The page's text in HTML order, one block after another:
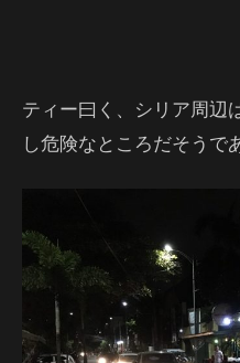
ティー曰く、シリア周辺
し危険なところだそうで